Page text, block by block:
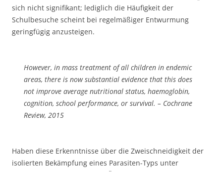
sich nicht signifikant; lediglich die Häufigkeit der
Schulbesuche scheint bei regelmäßiger Entwurmung
geringfügig anzusteigen.
However, in mass treatment of all children in endemic
areas, there is now substantial evidence that this does
not improve average nutritional status, haemoglobin,
cognition, school performance, or survival. – Cochrane
Review, 2015
Haben diese Erkenntnisse über die Zweischneidigkeit der
isolierten Bekämpfung eines Parasiten-Typs unter